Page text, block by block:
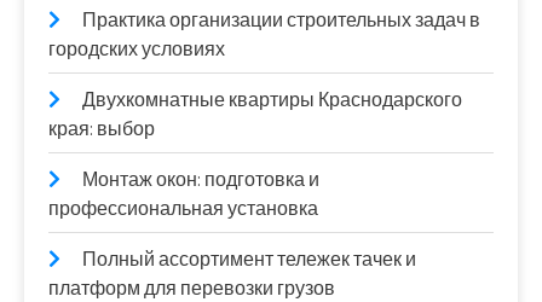
Практика организации строительных задач в
городских условиях
Двухкомнатные квартиры Краснодарского
края: выбор
Монтаж окон: подготовка и
профессиональная установка
Полный ассортимент тележек тачек и
платформ для перевозки грузов